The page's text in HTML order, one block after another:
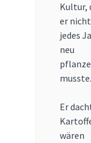
Kultur,
er nicht
jedes
neu
musste.
Er
wären